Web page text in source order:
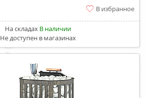
В избранное
На складах В наличии
Не доступен в магазинах